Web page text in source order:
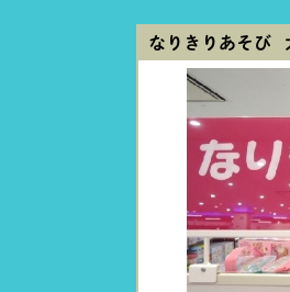
なりきりあそび